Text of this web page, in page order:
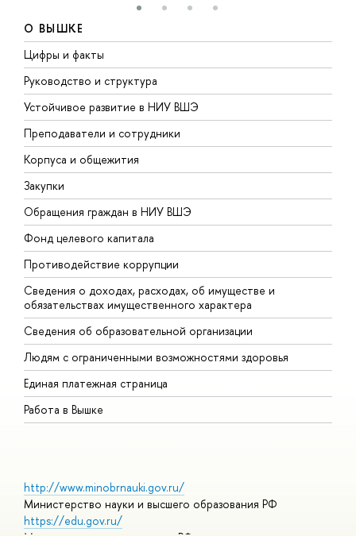
О ВЫШКЕ
Цифры и факты
Руководство и структура
Устойчивое развитие в НИУ ВШЭ
Преподаватели и сотрудники
Корпуса и общежития
Закупки
Обращения граждан в НИУ ВШЭ
Фонд целевого капитала
Противодействие коррупции
Сведения о доходах, расходах, об имуществе и
обязательствах имущественного характера
Сведения об образовательной организации
Людям с ограниченными возможностями здоровья
Единая платежная страница
Работа в Вышке
http://www.minobrnauki.gov.ru/
Министерство науки и высшего образования РФ
https://edu.gov.ru/